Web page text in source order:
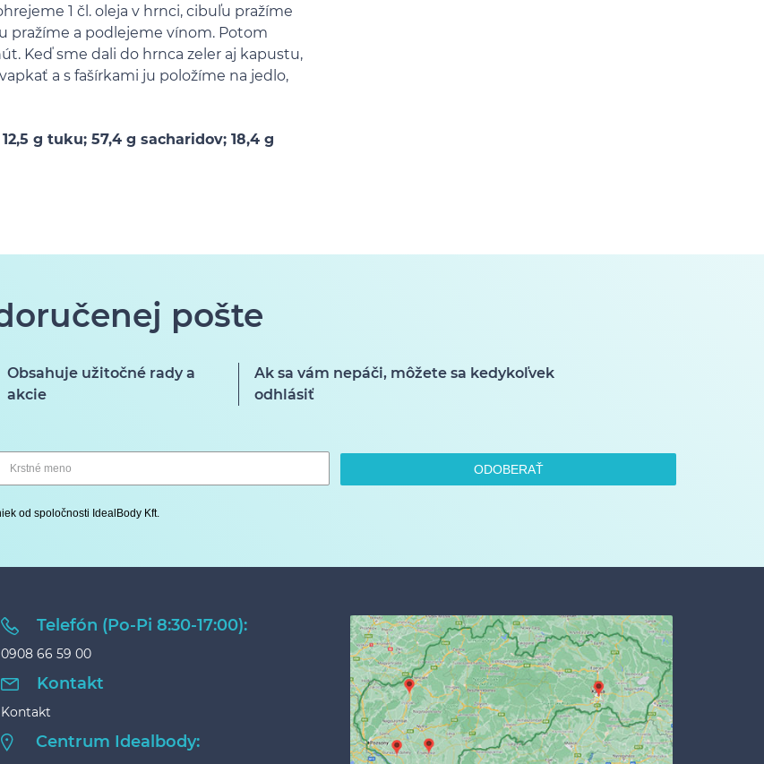
1 čl. oleja v hrnci, cibuľu pražíme
pražíme a podlejeme vínom. Potom
Keď sme dali do hrnca zeler aj kapustu,
a s fašírkami ju položíme na jedlo,
g tuku; 57,4 g sacharidov; 18,4 g
pošte
Obsahuje užitočné rady a
akcie
Ak sa vám nepáči, môžete sa kedykoľvek
odhlásiť
ODOBERAŤ
od spoločnosti IdealBody Kft.
Telefón (Po-Pi 8:30-17:00):
0908 66 59 00
Kontakt
Kontakt
Centrum Idealbody: